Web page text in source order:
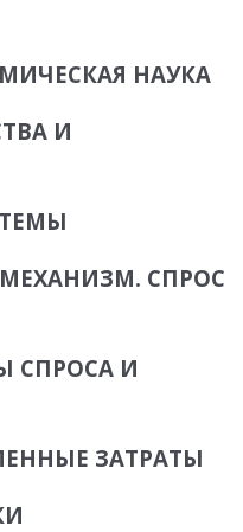
НАУКА
И
СПРОС
СПРОСА И
ЗАТРАТЫ